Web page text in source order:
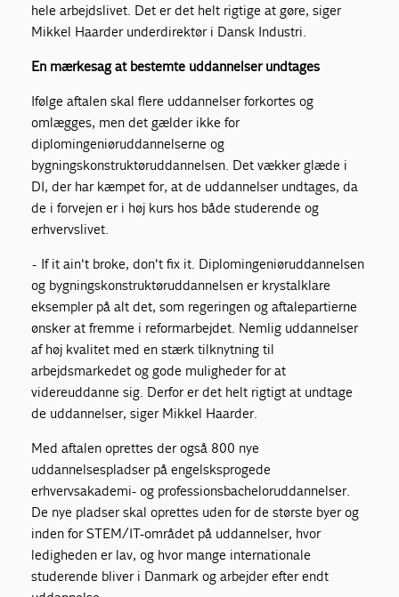
hele arbejdslivet. Det er det helt rigtige at gøre, siger
Mikkel Haarder underdirektør i Dansk Industri.
En mærkesag at bestemte uddannelser undtages
Ifølge aftalen skal flere uddannelser forkortes og
omlægges, men det gælder ikke for
diplomingeniøruddannelserne og
bygningskonstruktøruddannelsen. Det vækker glæde i
DI, der har kæmpet for, at de uddannelser undtages, da
de i forvejen er i høj kurs hos både studerende og
erhvervslivet.
- If it ain't broke, don't fix it. Diplomingeniøruddannelsen
og bygningskonstruktøruddannelsen er krystalklare
eksempler på alt det, som regeringen og aftalepartierne
ønsker at fremme i reformarbejdet. Nemlig uddannelser
af høj kvalitet med en stærk tilknytning til
arbejdsmarkedet og gode muligheder for at
videreuddanne sig. Derfor er det helt rigtigt at undtage
de uddannelser, siger Mikkel Haarder.
Med aftalen oprettes der også 800 nye
uddannelsespladser på engelsksprogede
erhvervsakademi- og professionsbacheloruddannelser.
De nye pladser skal oprettes uden for de største byer og
inden for STEM/IT-området på uddannelser, hvor
ledigheden er lav, og hvor mange internationale
studerende bliver i Danmark og arbejder efter endt